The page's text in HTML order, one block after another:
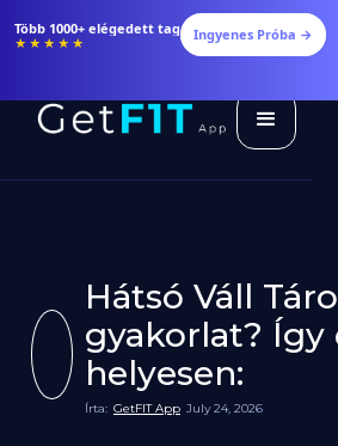
Több 1000+ elégedett tag
★★★★★ Ingyenes Próba →
Hátsó Váll
gyakorlat? Így
helyesen:
Írta: GetFIT App July 24, 2026